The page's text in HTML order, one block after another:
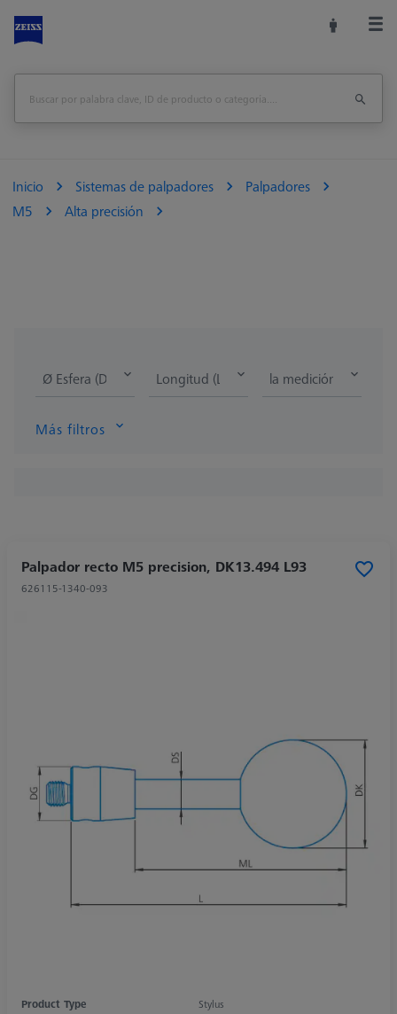
Inicio Sistemas de palpadores
Palpadores
M5
Alta precisión
Ø Esfera (DK) Longitud (L) la medición de la
Más filtros
Palpador recto M5 precision, DK13.494 L93
626115-1340-093
Product Type
Stylus